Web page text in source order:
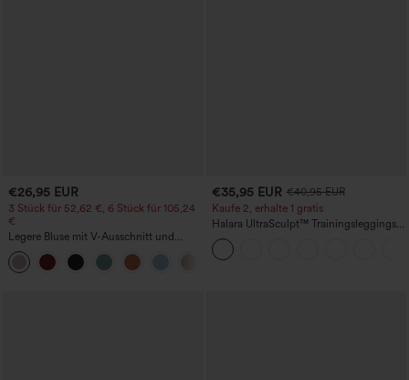
€26,95 EUR
3 Stück für 52,62 €, 6 Stück für 105,24
€
Legere Bluse mit V-Ausschnitt und
kurzen Puffärmeln
€35,95 EUR €40,95 EUR
Kaufe 2, erhalte 1 gratis
Halara UltraSculpt™ Trainingsleggings
mit hohem Bund – raffende Push-up-
Po-Form, Bauchkontrolle, Taschen und
formende Passform